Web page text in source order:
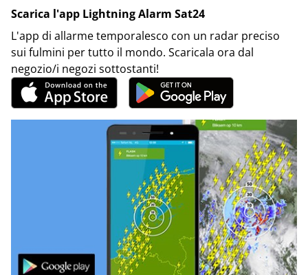
Scarica l'app Lightning Alarm Sat24
L'app di allarme temporalesco con un radar preciso
sui fulmini per tutto il mondo. Scaricala ora dal
negozio/i negozi sottostanti!